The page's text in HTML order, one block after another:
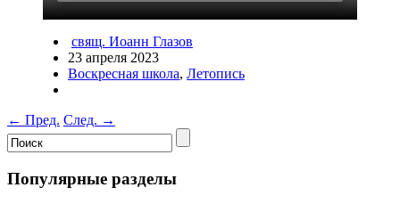
свящ. Иоанн Глазов
23 апреля 2023
Воскресная школа, Летопись
← Пред. След. →
Популярные разделы